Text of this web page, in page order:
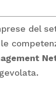
del
le